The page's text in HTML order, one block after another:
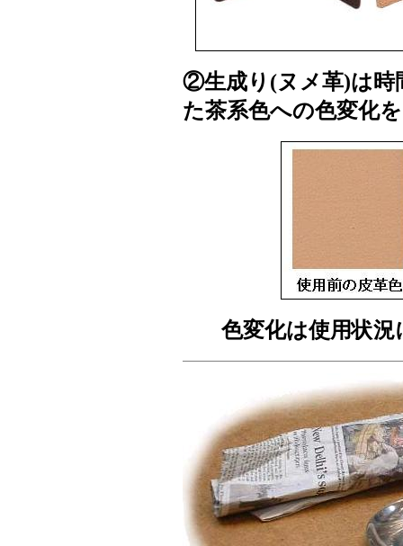
②生成り(ヌメ革)は時
た茶系色への色変化
色変化は使用状